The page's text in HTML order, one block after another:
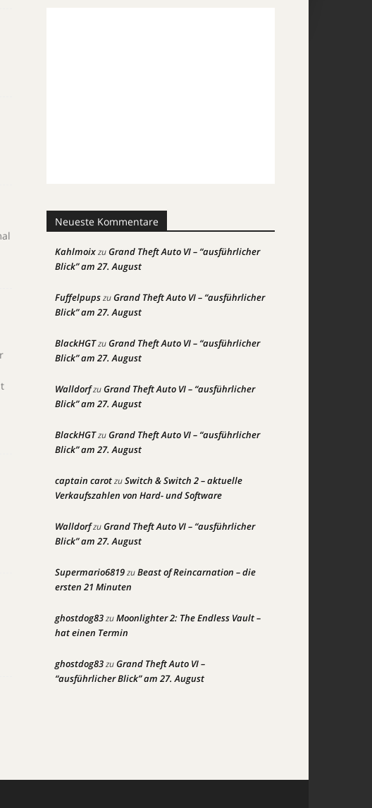
Neueste Kommentare
KahlmoixzuGrand Theft Auto VI – “ausführlicher
Blick” am 27. August
FuffelpupszuGrand Theft Auto VI – “ausführlicher
Blick” am 27. August
BlackHGTzuGrand Theft Auto VI – “ausführlicher
Blick” am 27. August
WalldorfzuGrand Theft Auto VI – “ausführlicher
Blick” am 27. August
BlackHGTzuGrand Theft Auto VI – “ausführlicher
Blick” am 27. August
captain carotzuSwitch & Switch 2 – aktuelle
Verkaufszahlen von Hard- und Software
WalldorfzuGrand Theft Auto VI – “ausführlicher
Blick” am 27. August
Supermario6819zuBeast of Reincarnation – die
ersten 21 Minuten
ghostdog83zuMoonlighter 2: The Endless Vault –
hat einen Termin
ghostdog83zuGrand Theft Auto VI –
“ausführlicher Blick” am 27. August